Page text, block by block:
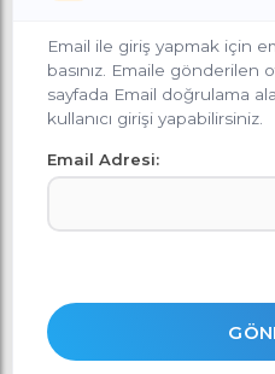
Email ile giriş yapmak için
basınız. Emaile gönderilen
sayfada Email doğrulama
kullanıcı girişi yapabilirsiniz.
Email Adresi: